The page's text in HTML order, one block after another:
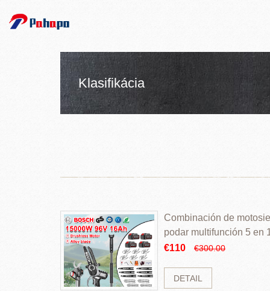
Klasifikácia
Combinación de
podar multifunción 5 en
€110
€300.00
DETAIL